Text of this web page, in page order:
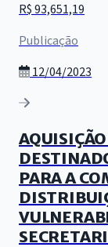
R$ 93,651,19
Publicação
12/04/2023
PARA A